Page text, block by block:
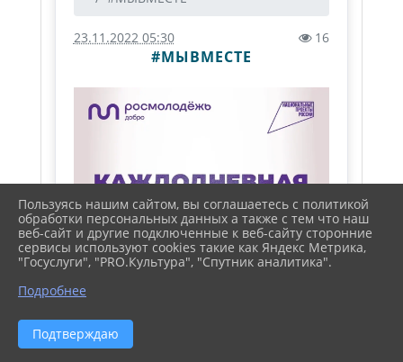
23.11.2022 05:30 16
#МЫВМЕСТЕ
Пользуясь нашим сайтом, вы соглашаетесь с политикой
обработки персональных данных а также с тем что наш
веб-сайт и другие подключенные к веб-сайту сторонние
сервисы используют cookies такие как Яндекс Метрика,
"Госуслуги", "PRO.Культура", "Спутник аналитика".
Подробнее
Подтверждаю